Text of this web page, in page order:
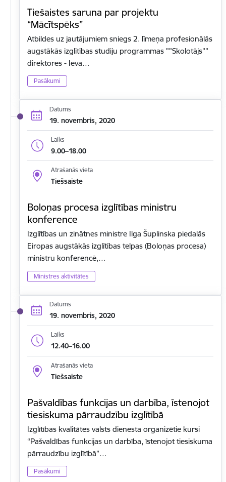
Tiešaistes saruna par projektu
“Mācītspēks”
Atbildes uz jautājumiem sniegs 2. līmeņa profesionālās
augstākās izglītības studiju programmas ""Skolotājs""
direktores - Ieva…
Pasākumi
Datums
19. novembris, 2020
Laiks
9.00–18.00
Atrašanās vieta
Tiešsaiste
Boloņas procesa izglītības ministru
konference
Izglītības un zinātnes ministre Ilga Šuplinska piedalās
Eiropas augstākās izglītības telpas (Boloņas procesa)
ministru konferencē,…
Ministres aktivitātes
Datums
19. novembris, 2020
Laiks
12.40–16.00
Atrašanās vieta
Tiešsaiste
Pašvaldības funkcijas un darbība, īstenojot
tiesiskuma pārraudzību izglītībā
Izglītības kvalitātes valsts dienesta organizētie kursi
“Pašvaldības funkcijas un darbība, īstenojot tiesiskuma
pārraudzību izglītībā”…
Pasākumi